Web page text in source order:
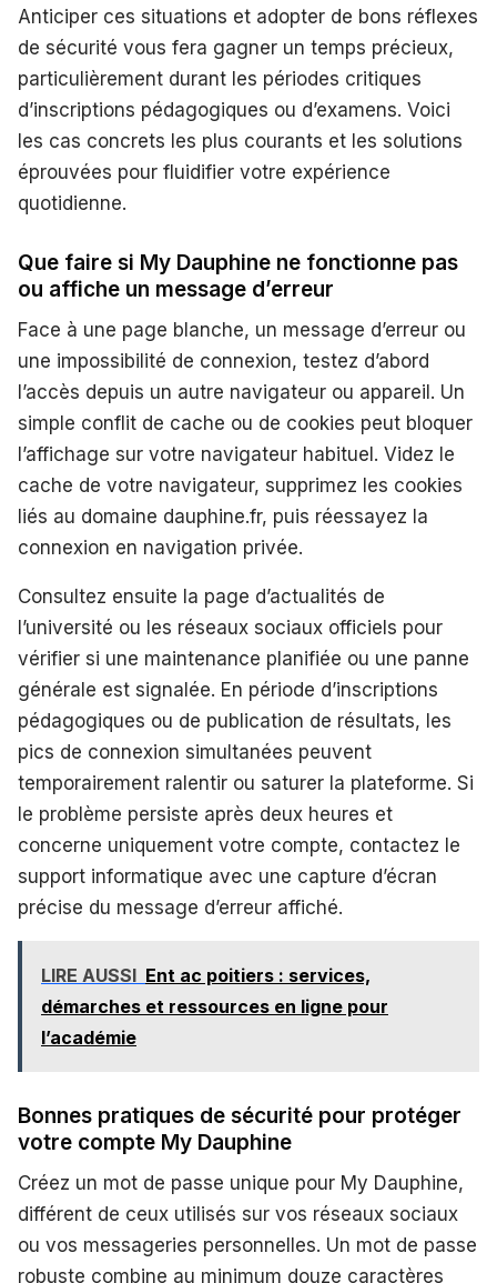
Anticiper ces situations et adopter de bons réflexes
de sécurité vous fera gagner un temps précieux,
particulièrement durant les périodes critiques
d’inscriptions pédagogiques ou d’examens. Voici
les cas concrets les plus courants et les solutions
éprouvées pour fluidifier votre expérience
quotidienne.
Que faire si My Dauphine ne fonctionne pas
ou affiche un message d’erreur
Face à une page blanche, un message d’erreur ou
une impossibilité de connexion, testez d’abord
l’accès depuis un autre navigateur ou appareil. Un
simple conflit de cache ou de cookies peut bloquer
l’affichage sur votre navigateur habituel. Videz le
cache de votre navigateur, supprimez les cookies
liés au domaine dauphine.fr, puis réessayez la
connexion en navigation privée.
Consultez ensuite la page d’actualités de
l’université ou les réseaux sociaux officiels pour
vérifier si une maintenance planifiée ou une panne
générale est signalée. En période d’inscriptions
pédagogiques ou de publication de résultats, les
pics de connexion simultanées peuvent
temporairement ralentir ou saturer la plateforme. Si
le problème persiste après deux heures et
concerne uniquement votre compte, contactez le
support informatique avec une capture d’écran
précise du message d’erreur affiché.
LIRE AUSSI Ent ac poitiers : services,
démarches et ressources en ligne pour
l’académie
Bonnes pratiques de sécurité pour protéger
votre compte My Dauphine
Créez un mot de passe unique pour My Dauphine,
différent de ceux utilisés sur vos réseaux sociaux
ou vos messageries personnelles. Un mot de passe
robuste combine au minimum douze caractères